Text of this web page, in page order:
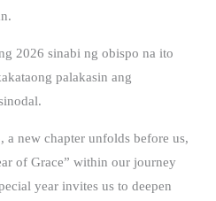
2026 sinabi ng obispo na ito
palakasin ang
a new chapter unfolds before us,
of Grace” within our journey
year invites us to deepen